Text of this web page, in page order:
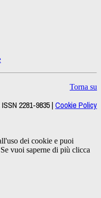
Torna su
2281-9835 | Cookie Policy
dei cookie e puoi
vuoi saperne di più clicca